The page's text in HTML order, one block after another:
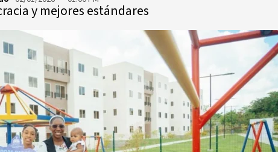
y mejores estándares